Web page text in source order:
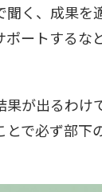
く、成果を
ートするな
が出るわけ
とで必ず部下